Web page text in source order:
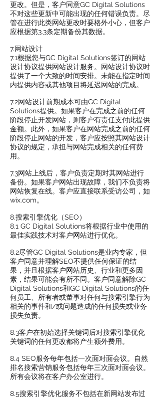
更改。但是，客户同意GC Digital Solutions
不对这些更新中可能出现的任何错误负责。尽
管在进行此类网站更改时要格外小心，但客户
应根据第3.3条定期备份其数据。
7.网站设计
7.1根据您与GC Digital Solutions签订的网站
设计协议提供网站设计服务。网站设计协议时
提供了一个大致的时间安排。未能在指定时间
内提供内容或其他项目将延迟网站的完成。
7.2网站设计前期成本可由GC Digital
Solutions提供。如果客户在完成之前的任何
阶段停止开发网站，则客户有责任支付此提供
金额。此外，如果客户在网站完成之前的任何
阶段停止网站的开发，客户应按照其网站设计
协议的规定，承担与网站完成相关的任何费
用。
7.3网站上线后，客户负责定期对其网站进行
备份。如果客户网站出现故障，我们不负责将
网站恢复在线。客户应直接联系受访公司，如
wix.com。
8.搜索引擎优化（SEO）
8.1 GC Digital Solutions将根据行业中使用的
最佳实践技术对客户网站进行优化。
8.2尽管GC Digital Solutions是业内专家，但
客户同意并理解SEO不提供任何保证的结
果，并且根据客户网站历史、行业和更多因
素，结果可能会有所不同。客户同意解除GC
Digital Solutions和GC Digital Solutions的任
何员工、所有者或董事对任何与搜索引擎行为
相关的事件和/或问题造成的任何损失或业务
损失负责。
8.3客户在初始选择关键词后对搜索引擎优化
关键词的任何更改都将产生额外费用。
8.4 SEO服务每年包括一次面对面会议。自然
排名搜索营销服务包括每年三次面对面会议。
所有会议将在客户办公室进行。
8.5搜索引擎优化服务不包括在新网站发布过